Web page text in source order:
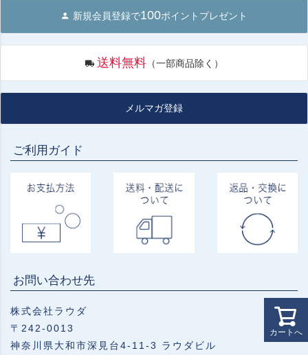
カートへ
新規会員登録で100ポイントプレゼント
送料無料 （一部商品除く）
メルマガ登録
ご利用ガイド
お問い合わせ先
株式会社ラウダ
〒242-0013
神奈川県大和市深見台4-11-3 ラウダビル